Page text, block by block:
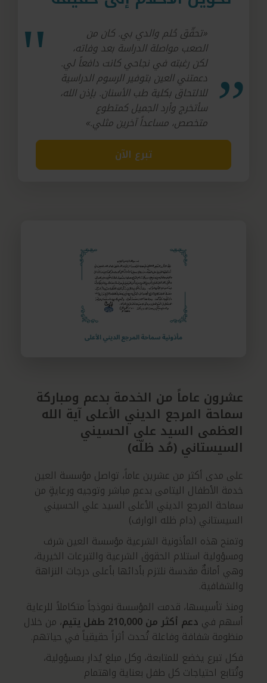
«تحقّق حُلم والدي بي. كان من
الصعب مواصلة الدراسة بعد وفاته،
لكن رغبته في نجاحي كانت دافعاً لي.
دعمتني العين بتوفير الرسوم الدراسية
للالتحاق بكلية طب الأسنان. بإذن الله،
سأتخرج وأرد الجميل كمتطوع
متخصص، مساعداً آخرين مثلي.»
تبرع الآن
عشرون عاماً من الخدمة بدعم ومباركة
سماحة المرجع الديني الأعلى آية الله
العظمى السيد علي الحسيني
السيستاني (مُد ظلّه)
على مدى أكثر من عشرين عاماً، تواصل مؤسسة العين
خدمة الأطفال اليتامى بدعمٍ مباشر وتوجيه ورعايةٍ من
سماحة المرجع الديني الأعلى السيد علي الحسيني
السيستاني (دام ظله الوارف)
وتمنح هذه المأذونية الشرعية مؤسسة العين شرف
ومسؤولية استلام الحقوق الشرعية والتبرعات الخيرية،
وهي أمانةٌ مقدسة نلتزم بأدائها بأعلى درجات النزاهة
والشفافية.
ومنذ تأسيسها، قدمت المؤسسة نموذجاً متكاملاً للرعاية
أسهم في دعم أكثر من 210,000 طفل يتيم
، من خلال
منظومة شفافة وفاعلة تُحدث أثراً حقيقياً في حياتهم.
فكل تبرع يخضع للمتابعة، وكل مبلغ يُدار بمسؤولية،
وتُتابع احتياجات كل طفل بعناية واهتمام